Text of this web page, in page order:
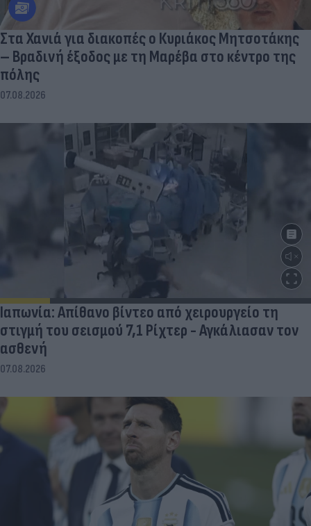
Στα Χανιά για διακοπές ο Κυριάκος Μητσοτάκης
– Βραδινή έξοδος με τη Μαρέβα στο κέντρο της
πόλης
07.08.2026
Ιαπωνία: Απίθανο βίντεο από χειρουργείο τη
στιγμή του σεισμού 7,1 Ρίχτερ - Αγκάλιασαν τον
ασθενή
07.08.2026